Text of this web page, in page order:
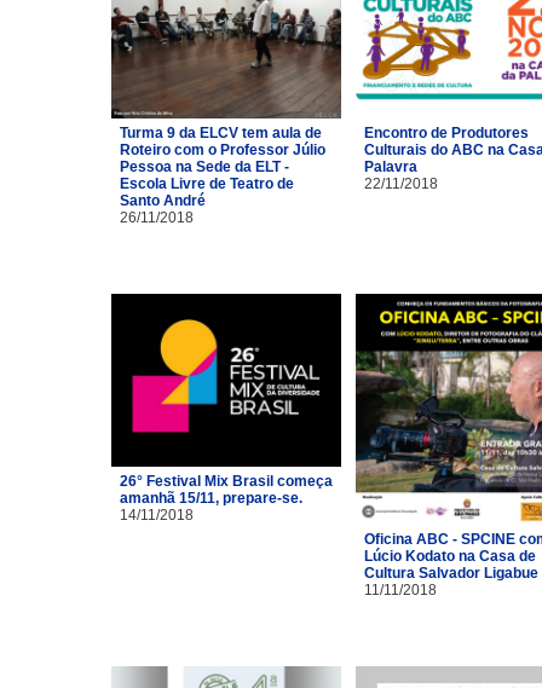
Turma 9 da ELCV tem aula de
Roteiro com o Professor Júlio
Pessoa na Sede da ELT -
Escola Livre de Teatro de
Santo André
26/11/2018
Encontro de Produtores
Culturais do ABC na
Palavra
22/11/2018
26° Festival Mix Brasil começa
amanhã 15/11, prepare-se.
14/11/2018
Oficina ABC - SPCINE
Lúcio Kodato na Casa de
Cultura Salvador Ligabue
11/11/2018